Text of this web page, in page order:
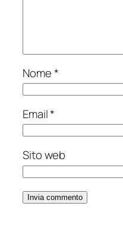
Nome*
Email*
Sito web